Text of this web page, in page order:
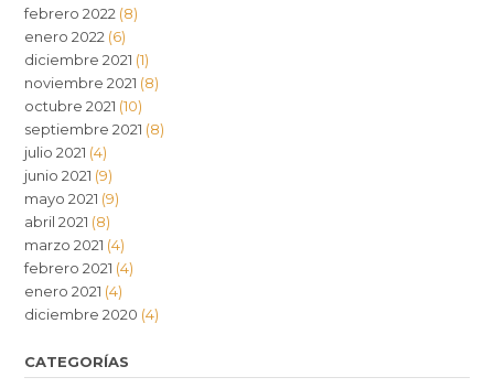
febrero 2022 (8)
enero 2022 (6)
diciembre 2021 (1)
noviembre 2021 (8)
octubre 2021 (10)
septiembre 2021 (8)
julio 2021 (4)
junio 2021 (9)
mayo 2021 (9)
abril 2021 (8)
marzo 2021 (4)
febrero 2021 (4)
enero 2021 (4)
diciembre 2020 (4)
CATEGORÍAS